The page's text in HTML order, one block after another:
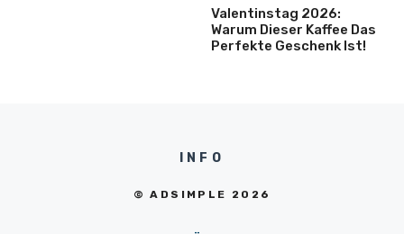
Valentinstag 2026:
Warum Dieser Kaffee Das
Perfekte Geschenk Ist!
INFO
© ADSIMPLE 2026